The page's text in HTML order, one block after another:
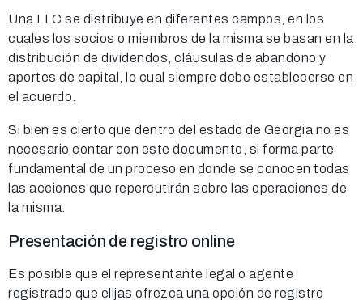
Una LLC se distribuye en diferentes campos, en los
cuales los socios o miembros de la misma se basan en la
distribución de dividendos, cláusulas de abandono y
aportes de capital, lo cual siempre debe establecerse en
el acuerdo.
Si bien es cierto que dentro del estado de Georgia no es
necesario contar con este documento, si forma parte
fundamental de un proceso en donde se conocen todas
las acciones que repercutirán sobre las operaciones de
la misma.
Presentación de registro online
Es posible que el representante legal o agente
registrado que elijas ofrezca una opción de registro